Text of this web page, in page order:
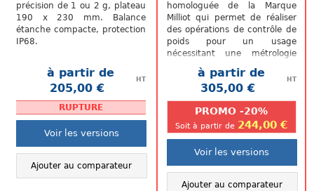
précision de 1 ou 2 g, plateau
190 x 230 mm. Balance
étanche compacte, protection
IP68.
à partir de
205,00 €
HT
RUPTURE
Voir les versions
Ajouter au comparateur
homologuée de la Marque
Milliot qui permet de réaliser
des opérations de contrôle de
poids pour un usage
nécessitant une métrologie
légale. Compacte, simple,
précise elle...à partir de
305,00 €
HT
PROMO -20%
Soit à partir de 244,00 €
Voir les versions
Ajouter au comparateur